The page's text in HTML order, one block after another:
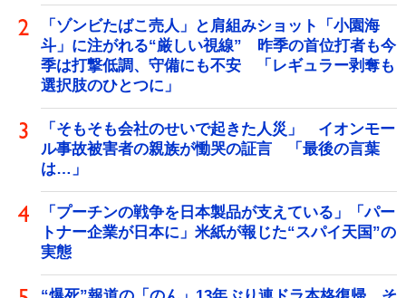
「ゾンビたばこ売人」と肩組みショット「小園海
斗」に注がれる“厳しい視線” 昨季の首位打者も今
季は打撃低調、守備にも不安 「レギュラー剥奪も
選択肢のひとつに」
「そもそも会社のせいで起きた人災」 イオンモー
ル事故被害者の親族が慟哭の証言 「最後の言葉
は…」
「プーチンの戦争を日本製品が支えている」「パー
トナー企業が日本に」米紙が報じた“スパイ天国”の
実態